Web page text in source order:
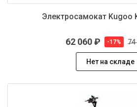
Электросамокат Kugoo
62 060 ₽ -17% 74
Нет на складе